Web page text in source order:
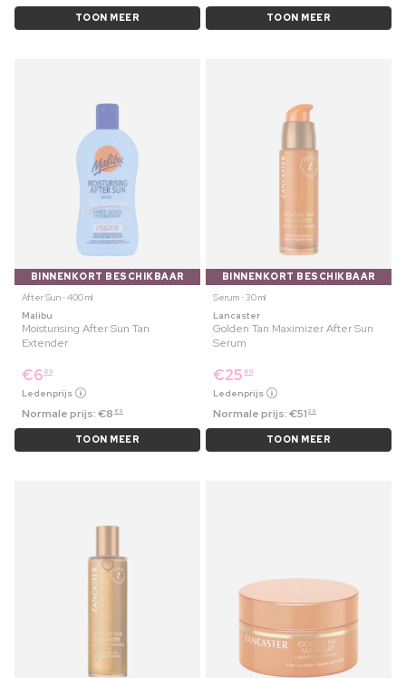
TOON MEER TOON MEER
BINNENKORT BESCHIKBAAR
After Sun ⋅ 400 ml
Malibu
Moisturising After Sun Tan
Extender
€6 89
Ledenprijs
Normale prijs:€8 89
TOON MEER
BINNENKORT BESCHIKBAAR
Serum ⋅ 30 ml
Lancaster
Golden Tan Maximizer After Sun
Serum
€25 89
Ledenprijs
Normale prijs:€51 29
TOON MEER